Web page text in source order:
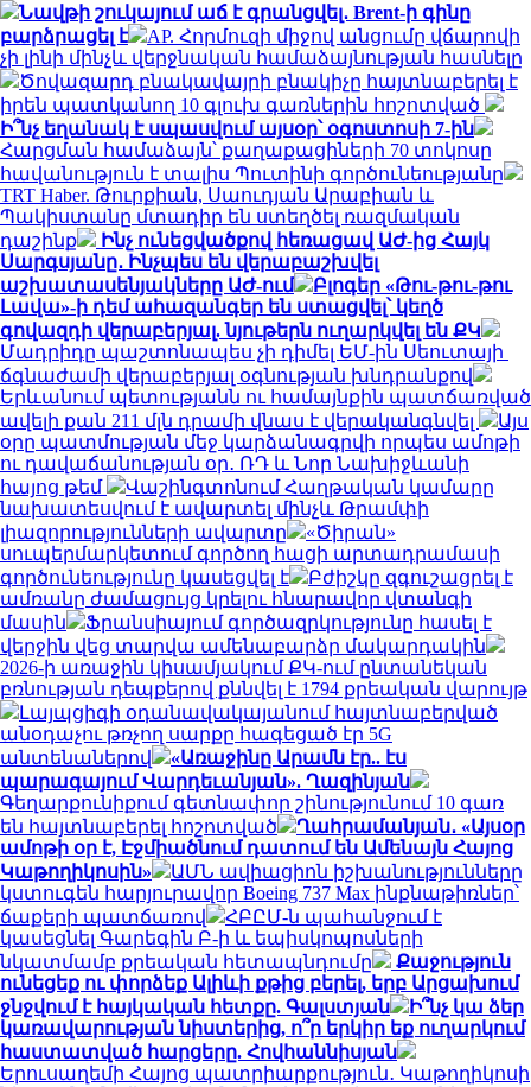
Նավթի շուկայում աճ է գրանցվել․ Brent-ի գինը
բարձրացել է
AP. Հորմուզի միջով անցումը վճարովի
չի լինի մինչև վերջնական համաձայնության հասնելը
Ծովազարդ բնակավայրի բնակիչը հայտնաբերել է
իրեն պատկանող 10 գլուխ գառներին հոշոտված
Ի՞նչ եղանակ է սպասվում այսօր՝ օգոստոսի 7-ին
Հարցման համաձայն՝ քաղաքացիների 70 տոկոսը
հավանություն է տալիս Պուտինի գործունեությանը
TRT Haber. Թուրքիան, Սաուդյան Արաբիան և
Պակիստանը մտադիր են ստեղծել ռազմական
դաշինք
Ինչ ունեցվածքով հեռացավ ԱԺ-ից Հայկ
Սարգսյանը․ Ինչպես են վերաբաշխվել
աշխատասենյակները ԱԺ-ում
Բլոգեր «Թու-թու-թու
Լավա»-ի դեմ ահազանգեր են ստացվել՝ կեղծ
գովազդի վերաբերյալ. նյութերն ուղարկվել են ՔԿ
Մադրիդը պաշտոնապես չի դիմել ԵՄ-ին Սեուտայի ​​
ճգնաժամի վերաբերյալ օգնության խնդրանքով
Երևանում պետությանն ու համայնքին պատճառված
ավելի քան 211 մլն դրամի վնաս է վերականգնվել
Այս
օրը պատմության մեջ կարձանագրվի որպես ամոթի
ու դավաճանության օր․ ՌԴ և Նոր Նախիջևանի
հայոց թեմ
Վաշինգտոնում Հաղթական կամարը
նախատեսվում է ավարտել մինչև Թրամփի
լիազորությունների ավարտը
«Ծիրան»
սուպերմարկետում գործող հացի արտադրամասի
գործունեությունը կասեցվել է
Բժիշկը զգուշացրել է
ամռանը ժամացույց կրելու հնարավոր վտանգի
մասին
Ֆրանսիայում գործազրկությունը հասել է
վերջին վեց տարվա ամենաբարձր մակարդակին
2026-ի առաջին կիսամյակում ՔԿ-ում ընտանեկան
բռնության դեպքերով քննվել է 1794 քրեական վարույթ
Լայպցիգի օդանավակայանում հայտնաբերված
անօդաչու թռչող սարքը հագեցած էր 5G
անտենաներով
«Առաջինը Արամն էր.. էս
պարագայում Վարդեւանյան». Ղազինյան
Գեղարքունիքում գետնափոր շինությունում 10 գառ
են հայտնաբերել հոշոտված
Ղահրամանյան․ «Այսօր
ամոթի օր է, Էջմիածնում դատում են Ամենայն Հայոց
Կաթողիկոսին»
ԱՄՆ ավիացիոն իշխանությունները
կստուգեն հարյուրավոր Boeing 737 Max ինքնաթիռներ՝
ճաքերի պատճառով
ՀԲԸՄ-ն պահանջում է
կասեցնել Գարեգին Բ-ի և եպիսկոպոսների
նկատմամբ քրեական հետապնդումը
Քաջություն
ունեցեք ու փորձեք Ալիևի քթից բերել, երբ Արցախում
ջնջվում է հայկական հետքը. Գալստյան
Ի՞նչ կա ձեր
կառավարության նիստերից, ո՞ր երկիր եք ուղարկում
հաստատված հարցերը. Հովհաննիսյան
Երուսաղեմի Հայոց պատրիարքություն․ Կաթողիկոսի